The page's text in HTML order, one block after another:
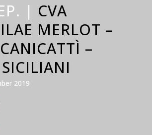
| CVA
MERLOT –
–
2019